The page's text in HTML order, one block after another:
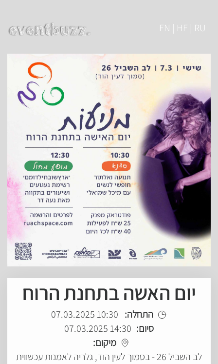
EN | HE | RU
יום האשה בתחנת הרוח
התחלה: 10:30 07.03.2025
סיום: 14:30 07.03.2025
מיקום:
לב השביל 26 - בסמוך לעין הוד, גלריה לאמנות עכשווית